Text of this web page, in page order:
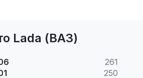
Lada (ВАЗ)
261
250